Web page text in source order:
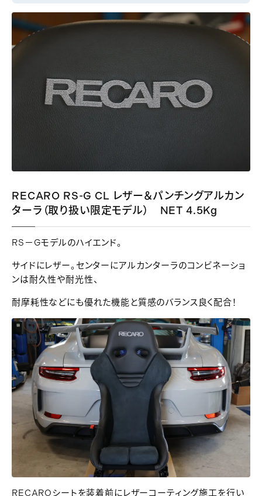
RECARO RS-G CL レザー＆パンチングアルカン
ターラ（取り扱い限定モデル） NET 4.5Kg
RS－Gモデルのハイエンド。
サイドにレザー。センターにアルカンターラのコンビネーショ
ンは耐久性や耐光性、
耐摩耗性などにも優れた機能と質感のバランス良く配合！
RECAROシートを装着前にレザーコーティング施工を行い